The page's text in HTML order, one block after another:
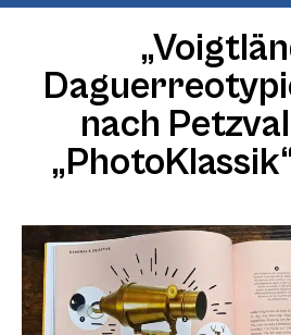
nach